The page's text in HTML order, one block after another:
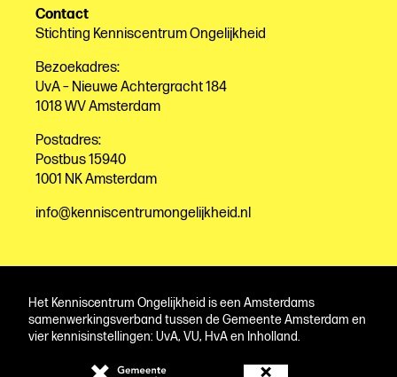
Contact
Stichting Kenniscentrum Ongelijkheid
Bezoekadres:
UvA – Nieuwe Achtergracht 184
1018 WV Amsterdam
Postadres:
Postbus 15940
1001 NK Amsterdam
info@kenniscentrumongelijkheid.nl
Het Kenniscentrum Ongelijkheid is een Amsterdams
samenwerkingsverband tussen de Gemeente Amsterdam en
vier kennisinstellingen: UvA, VU, HvA en Inholland.